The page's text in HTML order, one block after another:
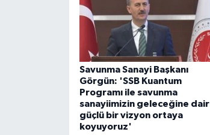
Savunma Sanayi Başkanı
Görgün: 'SSB Kuantum
Programı ile savunma
sanayiimizin geleceğine dair
güçlü bir vizyon ortaya
koyuyoruz'